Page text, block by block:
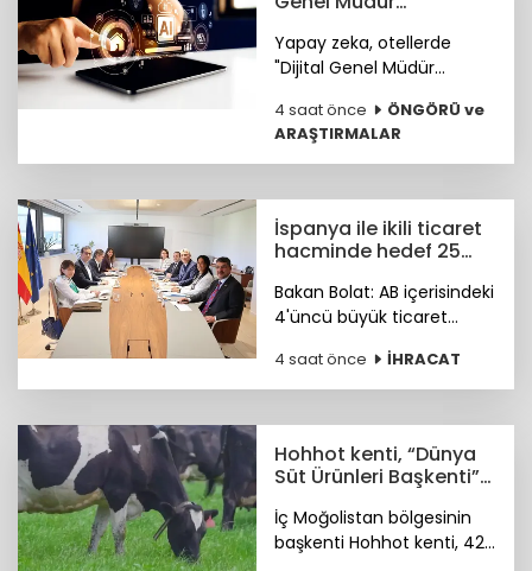
hazırlanıyor
Yapay zeka, otellerde
"Dijital Genel Müdür
hazırlanıyor.
4 saat önce
ÖNGÖRÜ ve
ARAŞTIRMALAR
İspanya ile ikili ticaret
hacminde hedef 25
Bakan Bolat: AB içerisindeki
4'üncü büyük ticaret
ikili ticaret hacmimizi orta
vadede yıllık 25 milyar
hedefliyoruz.
4 saat önce İHRACAT
Hohhot kenti, “Dünya
Süt Ürünleri Başkenti”
İç Moğolistan bölgesinin
başkenti Hohhot kenti, 42